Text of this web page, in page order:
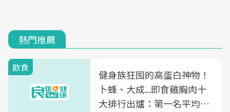
熱門推薦
飲食
健身族狂囤的高蛋白神物！
卜蜂、大成...即食雞胸肉十
大排行出爐：第一名平均一